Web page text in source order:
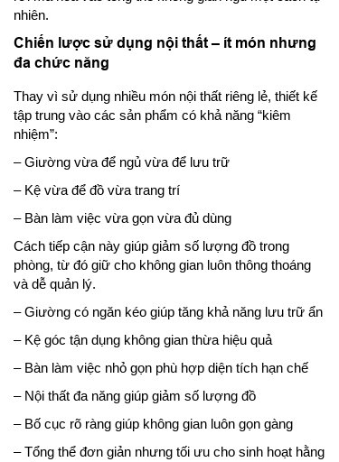
nhiên.
Chiến lược sử dụng nội thất – ít món nhưng
đa chức năng
Thay vì sử dụng nhiều món nội thất riêng lẻ, thiết kế
tập trung vào các sản phẩm có khả năng “kiêm
nhiệm”:
– Giường vừa để ngủ vừa để lưu trữ
– Kệ vừa để đồ vừa trang trí
– Bàn làm việc vừa gọn vừa đủ dùng
Cách tiếp cận này giúp giảm số lượng đồ trong
phòng, từ đó giữ cho không gian luôn thông thoáng
và dễ quản lý.
– Giường có ngăn kéo giúp tăng khả năng lưu trữ ẩn
– Kệ góc tận dụng không gian thừa hiệu quả
– Bàn làm việc nhỏ gọn phù hợp diện tích hạn chế
– Nội thất đa năng giúp giảm số lượng đồ
– Bố cục rõ ràng giúp không gian luôn gọn gàng
– Tổng thể đơn giản nhưng tối ưu cho sinh hoạt hằng